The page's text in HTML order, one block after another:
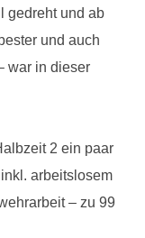
gedreht und ab
und auch
war in dieser
2 ein paar
arbeitslosem
– zu 99